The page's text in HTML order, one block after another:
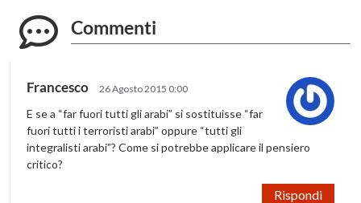
Commenti
Francesco 26 Agosto 2015 0:00
E se a “far fuori tutti gli arabi” si sostituisse “far
fuori tutti i terroristi arabi” oppure “tutti gli
integralisti arabi”? Come si potrebbe applicare il pensiero
critico?
Rispondi